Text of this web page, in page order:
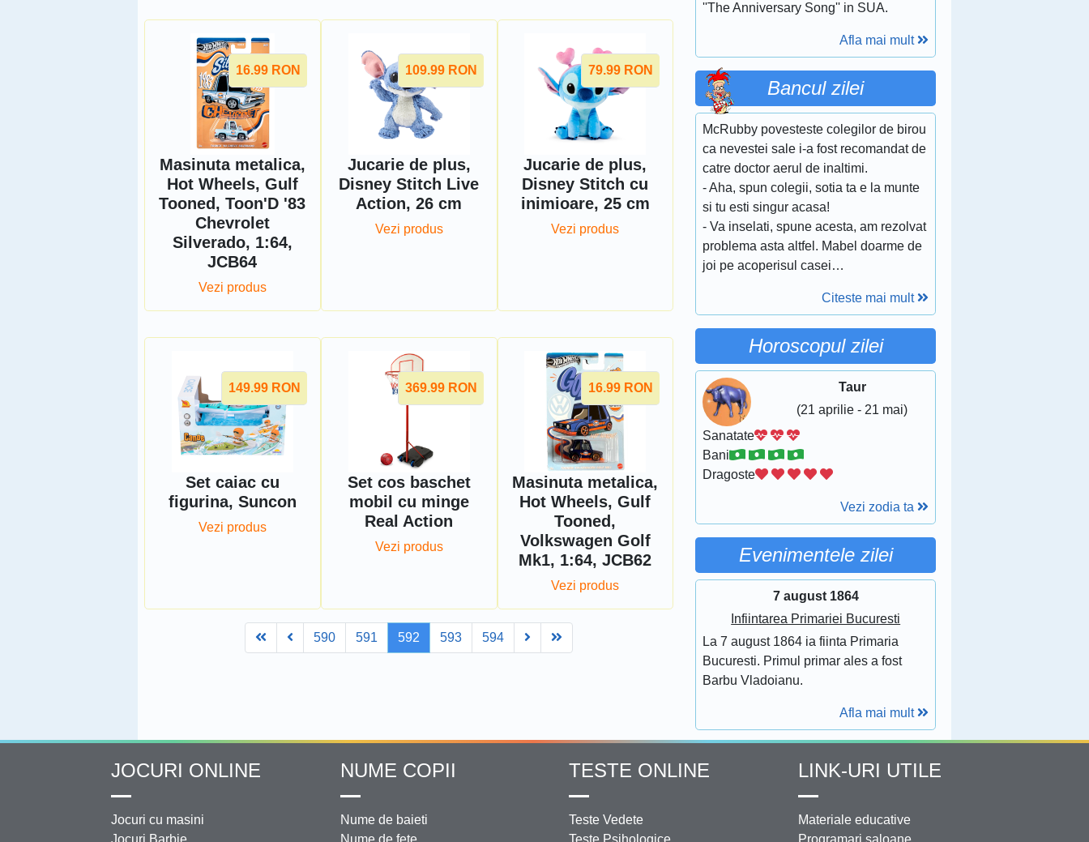
16.99 RON
Masinuta metalica,
Hot Wheels, Gulf
Tooned, Toon'D '83
Chevrolet
Silverado, 1:64,
JCB64
Vezi produs
109.99 RON
Jucarie de plus,
Disney Stitch Live
Action, 26 cm
Vezi produs
79.99 RON
Jucarie de plus,
Disney Stitch cu
inimioare, 25 cm
Vezi produs
149.99 RON
Set caiac cu
figurina, Suncon
Vezi produs
369.99 RON
Set cos baschet
mobil cu minge
Real Action
Vezi produs
16.99 RON
Masinuta metalica,
Hot Wheels, Gulf
Tooned,
Volkswagen Golf
Mk1, 1:64, JCB62
Vezi produs
FirstPrev590 591 592 593 594 Next
''The Anniversary Song'' in SUA.
Afla mai mult
Bancul zilei
McRubby povesteste colegilor de birou
ca nevestei sale i-a fost recomandat de
catre doctor aerul de inaltimi.
- Aha, spun colegii, sotia ta e la munte
si tu esti singur acasa!
- Va inselati, spune acesta, am rezolvat
problema asta altfel. Mabel doarme de
joi pe acoperisul casei…
Citeste mai mult
Horoscopul zilei
Taur
(21 aprilie - 21 mai)
Sanatate
Bani
Dragoste
Vezi zodia ta
Evenimentele zilei
7 august 1864
Infiintarea Primariei Bucuresti
La 7 august 1864 ia fiinta Primaria
Bucuresti. Primul primar ales a fost
Barbu Vladoianu.
Afla mai mult
JOCURI ONLINE
Jocuri cu masini
Jocuri Barbie
NUME COPII
Nume de baieti
Nume de fete
TESTE ONLINE
Teste Vedete
Teste Psihologice
LINK-URI UTILE
Materiale educative
Programari saloane